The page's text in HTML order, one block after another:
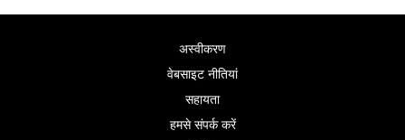
अस्वीकरण
वेबसाइट नीतियां
सहायता
हमसे संपर्क करें